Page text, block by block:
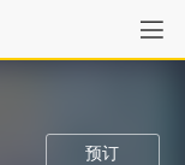
预订